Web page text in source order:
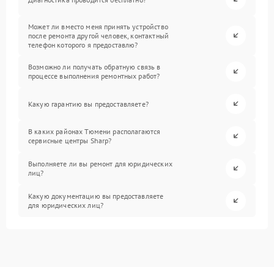
Может ли вместо меня принять устройство
после ремонта другой человек, контактный
телефон которого я предоставлю?
Возможно ли получать обратную связь в
процессе выполнения ремонтных работ?
Какую гарантию вы предоставляете?
В каких районах Тюмени располагаются
сервисные центры Sharp?
Выполняете ли вы ремонт для юридических
лиц?
Какую документацию вы предоставляете
для юридических лиц?